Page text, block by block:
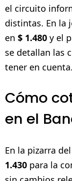
el circuito
distintas. En la
en $ 1.480 y el
se detallan las
tener en cuenta.
Cómo
en el
En la pizarra del
1.430 para la